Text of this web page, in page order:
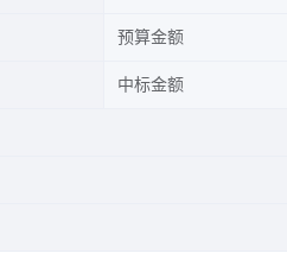
预算金额
中标金额